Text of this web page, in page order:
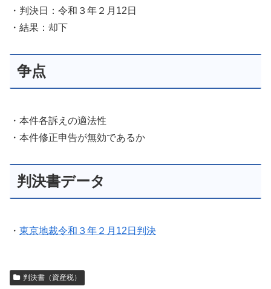
・判決日：令和３年２月12日
・結果：却下
争点
・本件各訴えの適法性
・本件修正申告が無効であるか
判決書データ
・ 東京地裁令和３年２月12日判決
判決書（資産税）